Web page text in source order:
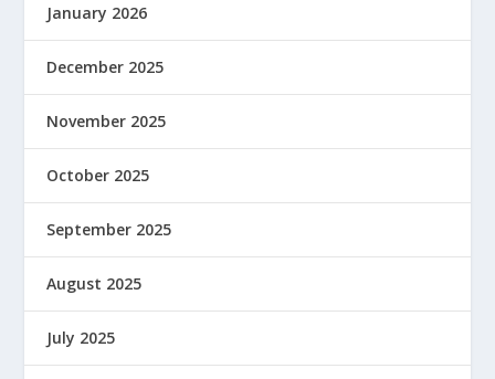
January 2026
December 2025
November 2025
October 2025
September 2025
August 2025
July 2025